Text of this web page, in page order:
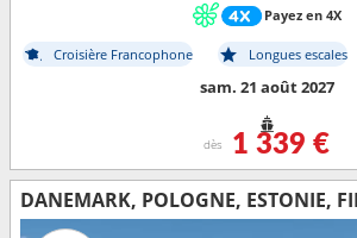
Payez en 4X
Croisière Francophone Longues escales
sam. 21 août 2027
dès 1 339 €